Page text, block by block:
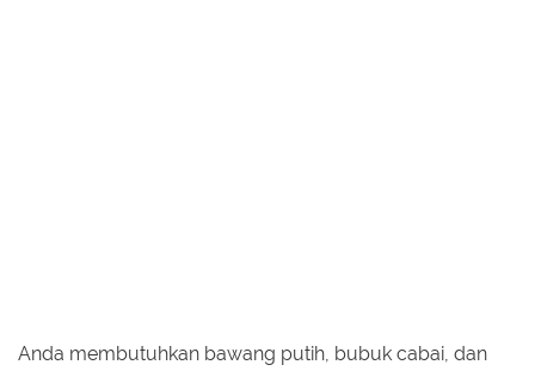
Anda membutuhkan bawang putih, bubuk cabai, dan